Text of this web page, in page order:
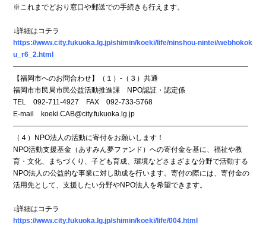
※これまでどおり窓口や郵送での手続きも行えます。
↓詳細はコチラ
https://www.city.fukuoka.lg.jp/shimin/koeki/life/ninshou-nintei/webhokok
u_r6_2.html
―――――――――――――――――――――――――――――――――
【福岡市へのお問合わせ】（１）-（３）共通
福岡市市民局市民公益活動推進課 NPO認証・認定係
TEL 092-711-4927 FAX 092-733-5768
E-mail koeki.CAB@city.fukuoka.lg.jp
―――――――――――――――――――――――――――――――――
（４）NPO法人の活動に寄付をお願いします！
NPO活動支援基金（あすみん夢ファンド）への寄付金を基に、福祉や教
育・文化、まちづくり、子ども育成、環境などさまざまな分野で活動する
NPO法人の公益的な事業に対し助成を行います。寄付の際には、寄付金の
活用先として、支援したい分野やNPO法人を希望できます。
↓詳細はコチラ
https://www.city.fukuoka.lg.jp/shimin/koeki/life/004.html